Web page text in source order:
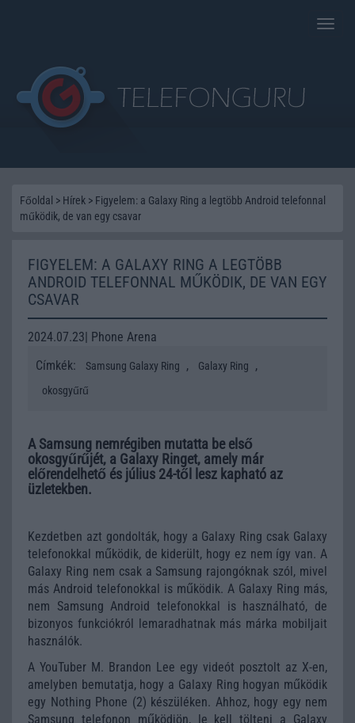
Toggle
Főoldal > Hírek > Figyelem: a Galaxy Ring a legtöbb Android telefonnal
működik, de van egy csavar
FIGYELEM: A GALAXY RING A LEGTÖBB
ANDROID TELEFONNAL MŰKÖDIK, DE VAN EGY
CSAVAR
2024.07.23| Phone Arena
Címkék:
Samsung Galaxy Ring , Galaxy Ring ,
okosgyűrű
A Samsung nemrégiben mutatta be első
okosgyűrűjét, a Galaxy Ringet, amely már
előrendelhető és július 24-től lesz kapható az
üzletekben.
Kezdetben azt gondolták, hogy a Galaxy Ring csak Galaxy
telefonokkal működik, de kiderült, hogy ez nem így van. A
Galaxy Ring nem csak a Samsung rajongóknak szól, mivel
más Android telefonokkal is működik. A Galaxy Ring más,
nem Samsung Android telefonokkal is használható, de
bizonyos funkciókról lemaradhatnak más márka mobiljait
használók.
A YouTuber M. Brandon Lee egy videót posztolt az X-en,
amelyben bemutatja, hogy a Galaxy Ring hogyan működik
egy Nothing Phone (2) készüléken. Ahhoz, hogy egy nem
Samsung telefonon működjön, le kell tölteni a Galaxy